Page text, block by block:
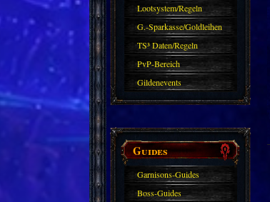
Lootsystem/Regeln
G.-Sparkasse/Goldleihen
TS³ Daten/Regeln
PvP-Bereich
Gildenevents
Guides
Garnisons-Guides
Boss-Guides